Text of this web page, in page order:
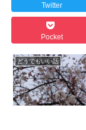
Twitter
Pocket
どうでもいい話